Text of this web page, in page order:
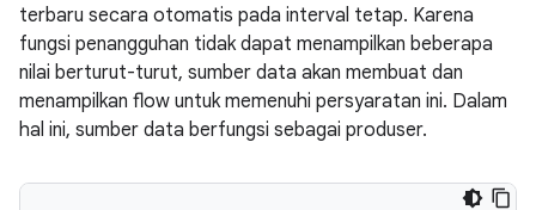
terbaru secara otomatis pada interval tetap. Karena
fungsi penangguhan tidak dapat menampilkan beberapa
nilai berturut-turut, sumber data akan membuat dan
menampilkan flow untuk memenuhi persyaratan ini. Dalam
hal ini, sumber data berfungsi sebagai produser.